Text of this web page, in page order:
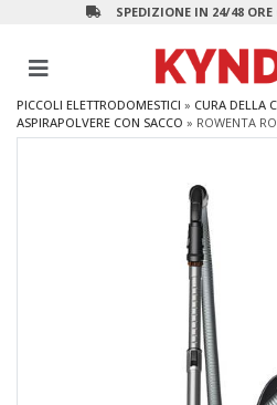
SPEDIZIONE IN 24/48
PICCOLI ELETTRODOMESTICI » CURA DELLA
ASPIRAPOLVERE CON SACCO » ROWENTA